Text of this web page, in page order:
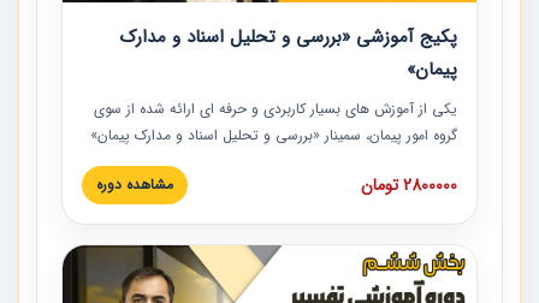
پکیج آموزشی «بررسی و تحلیل اسناد و مدارک
پیمان»
یکی از آموزش‏‏‏‏‏‏ های بسیار کاربردی و حرفه‏ ای ارائه شده از سوی
گروه امور پیمان، سمینار «بررسی و تحلیل اسناد و مدارک پیمان»
است که در دانشگاه صنعتی شریف ارائه شد. در این آموزش
نکات کلیدی مربوط به اسناد و مدارک پیمان، اولویت بندی اسناد
پیمان به همراه تجربیات عملی در این خصوص ارائه شده است.
2800000 تومان مشاهده دوره